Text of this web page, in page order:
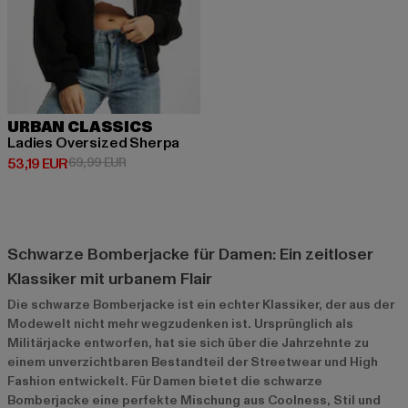
URBAN CLASSICS
Ladies Oversized Sherpa
53,19 EUR
Derzeitiger Preis: 53,19 EUR
69,99 EURAktionspreis: 69,99 EUR
Schwarze Bomberjacke für Damen: Ein zeitloser
Klassiker mit urbanem Flair
Die schwarze Bomberjacke ist ein echter Klassiker, der aus der
Modewelt nicht mehr wegzudenken ist. Ursprünglich als
Militärjacke entworfen, hat sie sich über die Jahrzehnte zu
einem unverzichtbaren Bestandteil der Streetwear und High
Fashion entwickelt. Für Damen bietet die schwarze
Bomberjacke eine perfekte Mischung aus Coolness, Stil und